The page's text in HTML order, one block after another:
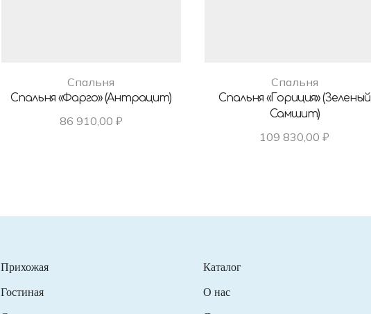
Спальня
Спальня «Фарго» (Антрацит)
86 910,00 ₽
Спальня
Спальня «Гориция» (Зеленый
Самшит)
109 830,00₽
Прихожая
Гостиная
Каталог
О нас